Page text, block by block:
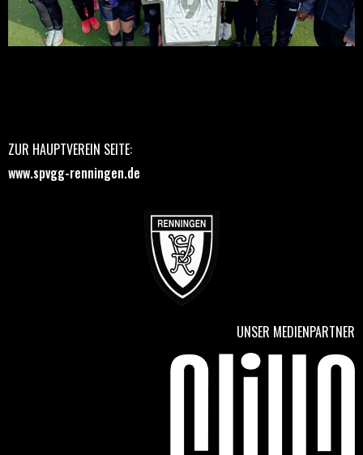
ZUR HAUPTVEREIN SEITE:
www.spvgg-renningen.de
UNSER MEDIENPARTNER